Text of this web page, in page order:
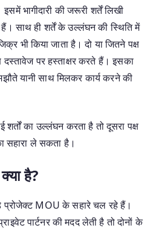
भागीदारी की जरूरी शर्तें लिखी
साथ ही शर्तें के उल्लंघन की स्थिति में
भी किया जाता है। दो या जितने पक्ष
पर हस्ताक्षर करते हैं। इसका
यानी साथ मिलकर कार्य करने की
शर्तों का उल्लंघन करता है तो दूसरा पक्ष
सहारा ले सकता है।
है?
प्रोजेक्ट MOU के सहारे चल रहे हैं।
पार्टनर की मदद लेती है तो दोनों के